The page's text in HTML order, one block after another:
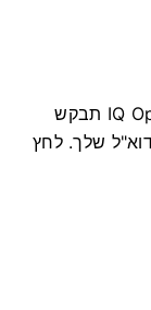
לאחר לחיצה על כפתור "התחברות", IQ Option תבקש
שלך. לחץ